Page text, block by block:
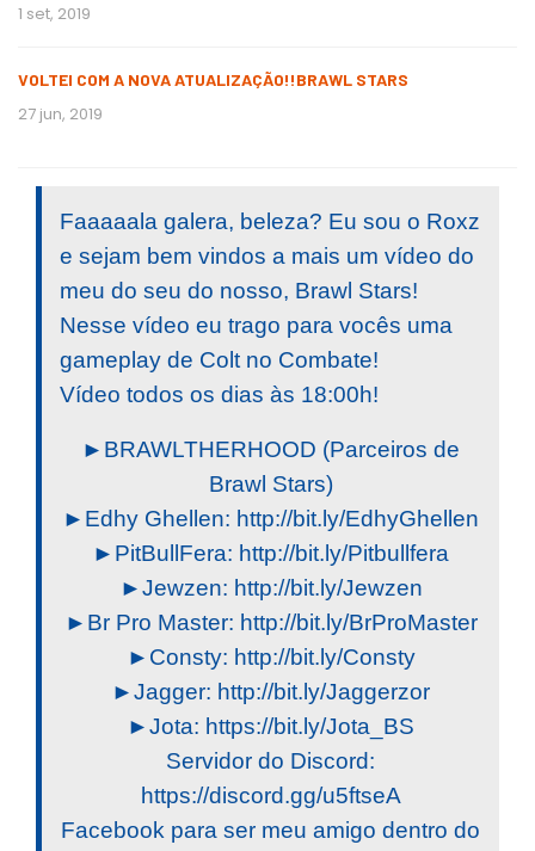
1 set, 2019
VOLTEI COM A NOVA ATUALIZAÇÃO!!BRAWL STARS
27 jun, 2019
Faaaaala galera, beleza? Eu sou o Roxz
e sejam bem vindos a mais um vídeo do
meu do seu do nosso, Brawl Stars!
Nesse vídeo eu trago para vocês uma
gameplay de Colt no Combate!
Vídeo todos os dias às 18:00h!
►BRAWLTHERHOOD (Parceiros de
Brawl Stars)
►Edhy Ghellen: http://bit.ly/EdhyGhellen
►PitBullFera: http://bit.ly/Pitbullfera
►Jewzen: http://bit.ly/Jewzen
►Br Pro Master: http://bit.ly/BrProMaster
►Consty: http://bit.ly/Consty
►Jagger: http://bit.ly/Jaggerzor
►Jota: https://bit.ly/Jota_BS
Servidor do Discord:
https://discord.gg/u5ftseA
Facebook para ser meu amigo dentro do